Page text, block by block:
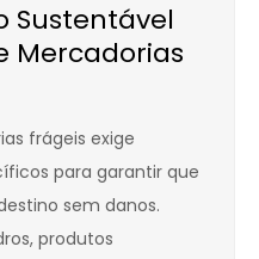
Sustentável
Mercadorias
frágeis exige
para garantir que
sem danos.
produtos